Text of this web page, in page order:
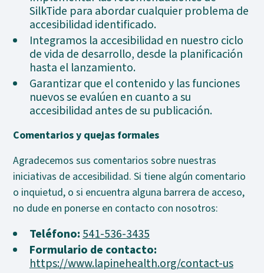
SilkTide para abordar cualquier problema de
accesibilidad identificado.
Integramos la accesibilidad en nuestro ciclo
de vida de desarrollo, desde la planificación
hasta el lanzamiento.
Garantizar que el contenido y las funciones
nuevos se evalúen en cuanto a su
accesibilidad antes de su publicación.
Comentarios y quejas formales
Agradecemos sus comentarios sobre nuestras
iniciativas de accesibilidad. Si tiene algún comentario
o inquietud, o si encuentra alguna barrera de acceso,
no dude en ponerse en contacto con nosotros:
Teléfono:541-536-3435
Formulario de contacto:
https://www.lapinehealth.org/contact-us